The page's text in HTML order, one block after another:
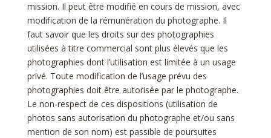
mission. Il peut être modifié en cours de mission, avec
modification de la rémunération du photographe. Il
faut savoir que les droits sur des photographies
utilisées à titre commercial sont plus élevés que les
photographies dont l’utilisation est limitée à un usage
privé. Toute modification de l’usage prévu des
photographies doit être autorisée par le photographe.
Le non-respect de ces dispositions (utilisation de
photos sans autorisation du photographe et/ou sans
mention de son nom) est passible de poursuites